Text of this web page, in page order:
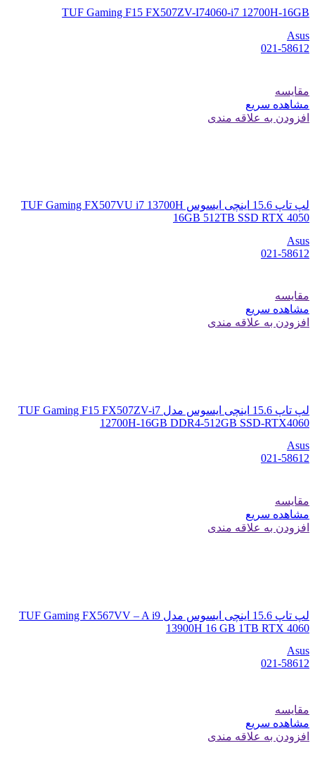
TUF Gaming F15 FX507ZV-I74060-i7 12700H-16GB
Asus
021-58612
مقایسه
مشاهده سریع
افزودن به علاقه مندی
لپ تاپ 15.6 اینچی ایسوس TUF Gaming FX507VU i7 13700H
16GB 512TB SSD RTX 4050
Asus
021-58612
مقایسه
مشاهده سریع
افزودن به علاقه مندی
لپ تاپ 15.6 اینچی ایسوس مدل TUF Gaming F15 FX507ZV-i7
12700H-16GB DDR4-512GB SSD-RTX4060
Asus
021-58612
مقایسه
مشاهده سریع
افزودن به علاقه مندی
لپ تاپ 15.6 اینچی ایسوس مدل TUF Gaming FX567VV – A i9
13900H 16 GB 1TB RTX 4060
Asus
021-58612
مقایسه
مشاهده سریع
افزودن به علاقه مندی